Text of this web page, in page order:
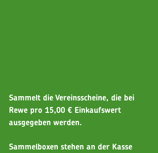
Sammelt die Vereinsscheine, die bei
Rewe pro 15,00 € Einkaufswert
ausgegeben werden.
Sammelboxen stehen an der Kasse